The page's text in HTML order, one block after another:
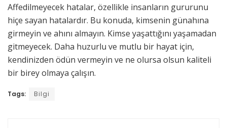
Affedilmeyecek hatalar, özellikle insanların gururunu
hiçe sayan hatalardır. Bu konuda, kimsenin günahına
girmeyin ve ahını almayın. Kimse yaşattığını yaşamadan
gitmeyecek. Daha huzurlu ve mutlu bir hayat için,
kendinizden ödün vermeyin ve ne olursa olsun kaliteli
bir birey olmaya çalışın.
Tags: Bilgi